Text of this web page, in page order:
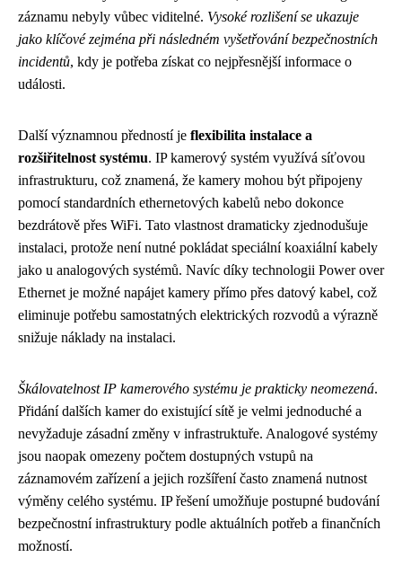
záznamu nebyly vůbec viditelné. Vysoké rozlišení se ukazuje
jako klíčové zejména při následném vyšetřování bezpečnostních
incidentů, kdy je potřeba získat co nejpřesnější informace o
události.
Další významnou předností je flexibilita instalace a
rozšiřitelnost systému. IP kamerový systém využívá síťovou
infrastrukturu, což znamená, že kamery mohou být připojeny
pomocí standardních ethernetových kabelů nebo dokonce
bezdrátově přes WiFi. Tato vlastnost dramaticky zjednodušuje
instalaci, protože není nutné pokládat speciální koaxiální kabely
jako u analogových systémů. Navíc díky technologii Power over
Ethernet je možné napájet kamery přímo přes datový kabel, což
eliminuje potřebu samostatných elektrických rozvodů a výrazně
snižuje náklady na instalaci.
Škálovatelnost IP kamerového systému je prakticky neomezená.
Přidání dalších kamer do existující sítě je velmi jednoduché a
nevyžaduje zásadní změny v infrastruktuře. Analogové systémy
jsou naopak omezeny počtem dostupných vstupů na
záznamovém zařízení a jejich rozšíření často znamená nutnost
výměny celého systému. IP řešení umožňuje postupné budování
bezpečnostní infrastruktury podle aktuálních potřeb a finančních
možností.